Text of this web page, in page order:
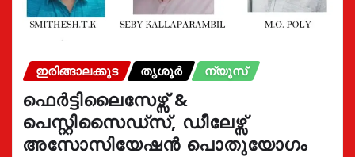
ഇരിങ്ങാലക്കുട തൃശൂർ ന്യൂസ്
ഫെർട്ടിലൈസേഴ്സ് &
പെസ്റ്റിസൈഡ്സ്, ഡീലേഴ്സ്
അസോസിയേഷൻ പൊതുയോഗം